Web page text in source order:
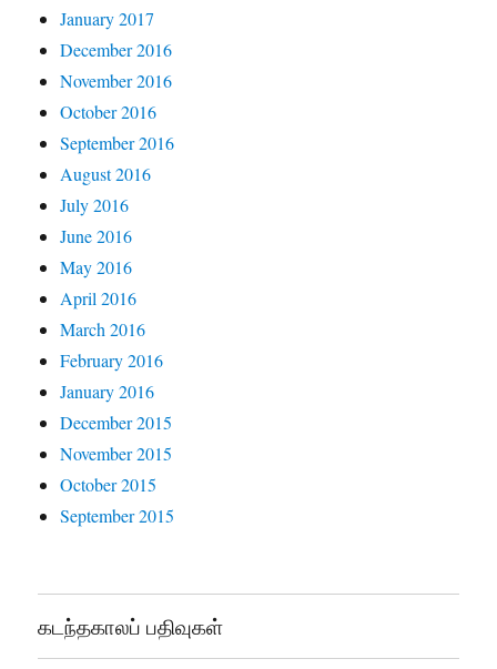
January 2017
December 2016
November 2016
October 2016
September 2016
August 2016
July 2016
June 2016
May 2016
April 2016
March 2016
February 2016
January 2016
December 2015
November 2015
October 2015
September 2015
கடந்தகாலப் பதிவுகள்